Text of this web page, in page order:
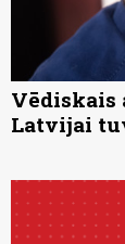
Vēdiskais
Latvijai